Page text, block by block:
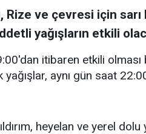
ve çevresi için
yağışların etkili
itibaren etkili olması
aynı gün saat
heyelan ve yerel